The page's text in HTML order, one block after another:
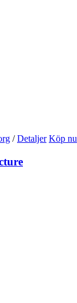
/ Detaljer Köp nu